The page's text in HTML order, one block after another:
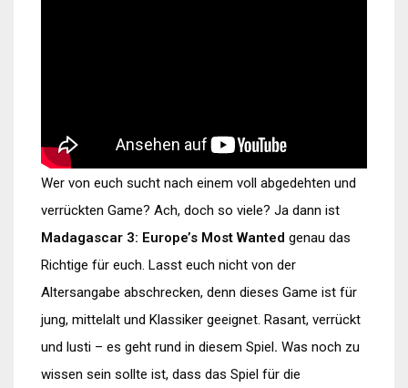
Wer von euch sucht nach einem voll abgedehten und
verrückten Game? Ach, doch so viele? Ja dann ist
Madagascar 3: Europe’s Most Wanted genau das
Richtige für euch. Lasst euch nicht von der
Altersangabe abschrecken, denn dieses Game ist für
jung, mittelalt und Klassiker geeignet. Rasant, verrückt
und lusti – es geht rund in diesem Spiel. Was noch zu
wissen sein sollte ist, dass das Spiel für die